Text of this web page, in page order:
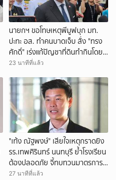
นายกฯ ขอโทษเหตุพีมูฟบุก มท.
ปะทะ อส. ทำคนบาดเจ็บ สั่ง "ทรง
ศักดิ์" เร่งแก้ปัญชาที่ดินทำกินโดย
เร็ว
23 นาทีที่แล้ว
"เท้ง ณัฐพงษ์" เสียใจเหตุกราดยิง
รร.เทพศิรินทร์ นนทบุรี ย้ำโรงเรียน
ต้องปลอดภัย จี้ทบทวนมาตรการ
คุมปืน
27 นาทีที่แล้ว